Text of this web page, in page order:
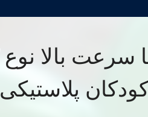
پلاستیکی